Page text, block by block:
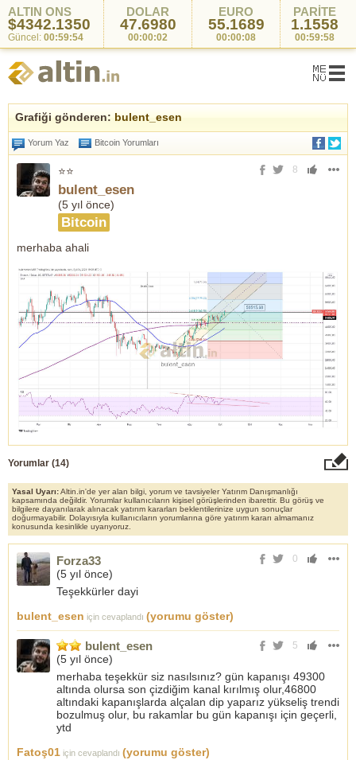
ALTIN ONS
$4342.1350
Güncel: 00:59:54
DOLAR
47.6980
00:00:02
EURO
55.1689
00:00:08
PARİTE
1.1558
00:59:58
Grafiği gönderen: bulent_esen
Yorum Yaz Bitcoin Yorumları
⭐⭐
bulent_esen
(5 yıl önce)
Bitcoin
8
merhaba ahali
Yorumlar (14)
Yasal Uyarı:Altin.in'de yer alan bilgi, yorum ve tavsiyeler Yatırım Danışmanlığı
kapsamında değildir. Yorumlar kullanıcıların kişisel görüşlerinden ibarettir. Bu görüş ve
bilgilere dayanılarak alınacak yatırım kararları beklentilerinize uygun sonuçlar
doğurmayabilir. Dolayısıyla kullanıcıların yorumlarına göre yatırım kararı almamanız
konusunda kesinlikle uyarıyoruz.
0
Forza33
(5 yıl önce)
Teşekkürler dayi
bulent_esen için cevaplandı (yorumu göster)
5
bulent_esen
(5 yıl önce)
merhaba teşekkür siz nasılsınız? gün kapanışı 49300
altında olursa son çizdiğim kanal kırılmış olur,46800
altındaki kapanışlarda alçalan dip yaparız yükseliş trendi
bozulmuş olur, bu rakamlar bu gün kapanışı için geçerli,
ytd
Fatoş01 için cevaplandı (yorumu göster)